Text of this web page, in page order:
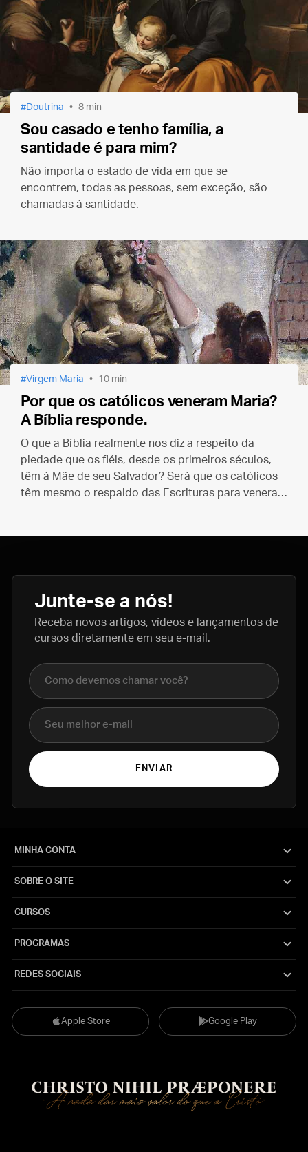
Doutrina 8 min
Sou casado e tenho família, a
santidade é para mim?
Não importa o estado de vida em que se
encontrem, todas as pessoas, sem exceção, são
chamadas à santidade.
Virgem Maria 10 min
Por que os católicos veneram Maria?
A Bíblia responde.
O que a Bíblia realmente nos diz a respeito da
piedade que os fiéis, desde os primeiros séculos,
têm à Mãe de seu Salvador? Será que os católicos
têm mesmo o respaldo das Escrituras para venerar
Junte-se a nós!
Receba novos artigos, vídeos e lançamentos de
cursos diretamente em seu e-mail.
Nome completo
E-mail
ENVIAR
Apple Store Google Play
MINHA CONTA
SOBRE O SITE
CURSOS
PROGRAMAS
REDES SOCIAIS